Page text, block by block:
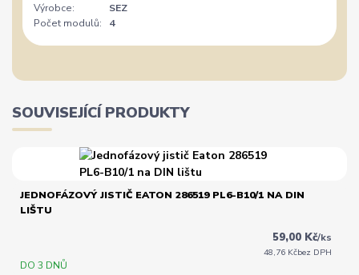
Výrobce:
SEZ
Počet modulů:
4
SOUVISEJÍCÍ PRODUKTY
JEDNOFÁZOVÝ JISTIČ EATON 286519 PL6-B10/1 NA DIN
LIŠTU
59,00 Kč/ks
48,76 Kčbez DPH
DO 3 DNŮ